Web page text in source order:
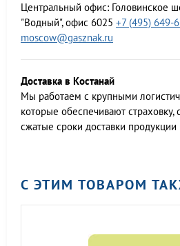
Центральный офис: Головинское
"Водный", офис 6025 +7 (495) 649-
moscow@gasznak.ru
Доставка в Костанай
Мы работаем c крупными
которые обеспечивают страховку,
сжатые сроки доставки продукции
С ЭТИМ ТОВАРОМ